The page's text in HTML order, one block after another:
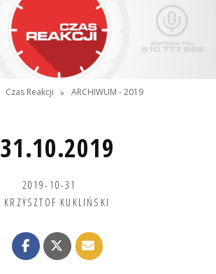
Czas Reakcji » ARCHIWUM - 2019
31.10.2019
2019-10-31
KRZYSZTOF KUKLIŃSKI